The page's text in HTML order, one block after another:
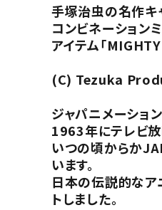
手塚治虫の名作キ
コンビネーション
アイテム「
(C) Tezuka
ジャパニメーショ
1963年にテレビ放
いつの頃からか
います。
日本の伝説的なア
トしました。